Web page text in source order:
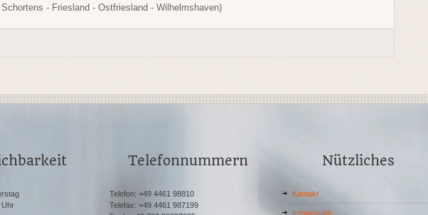
- Friesland - Ostfriesland - Wilhelmshaven)
Uhr
Telefonnummern
Telefon: +49 4461 98810
Telefax: +49 4461 987199
Nützliches
Kontakt
Impressum